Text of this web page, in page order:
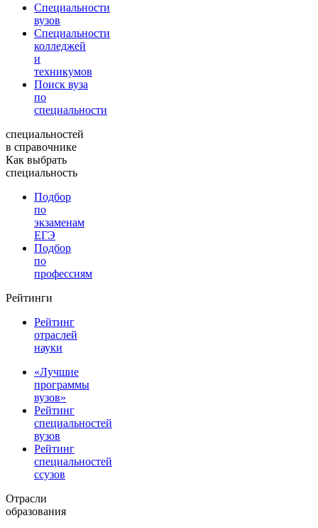
Специальности
вузов
Специальности
колледжей
и
техникумов
Поиск вуза
по
специальности
специальностей
в справочнике
Как выбрать
специальность
Подбор
по
экзаменам
ЕГЭ
Подбор
по
профессиям
Рейтинги
Рейтинг
отраслей
науки
«Лучшие
программы
вузов»
Рейтинг
специальностей
вузов
Рейтинг
специальностей
ссузов
Отрасли
образования